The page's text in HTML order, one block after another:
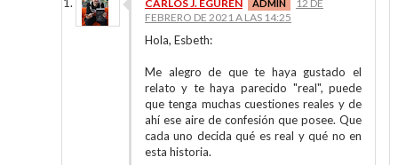
CARLOS J. EGUREN
12 DE
FEBRERO DE 2021 A LAS 14:25
Hola, Esbeth:
Me alegro de que te haya gustado el
relato y te haya parecido "real", puede
que tenga muchas cuestiones reales y de
ahí ese aire de confesión que posee. Que
cada uno decida qué es real y qué no en
esta historia.